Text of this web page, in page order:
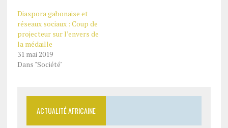
Diaspora gabonaise et
réseaux sociaux : Coup de
projecteur sur l’envers de
la médaille
31 mai 2019
Dans "Société"
ACTUALITÉ AFRICAINE